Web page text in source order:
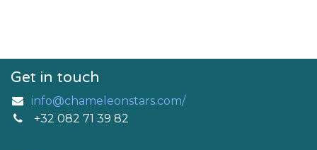
Get in touch
info@chameleonstars.com/
+32 082 71 39 82